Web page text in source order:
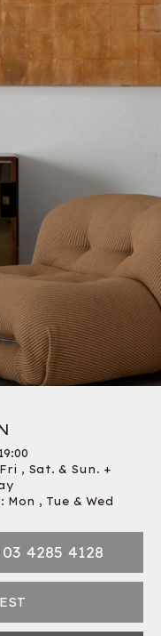
, Sat. & Sun. +
Mon , Tue & Wed
03 4285 4128